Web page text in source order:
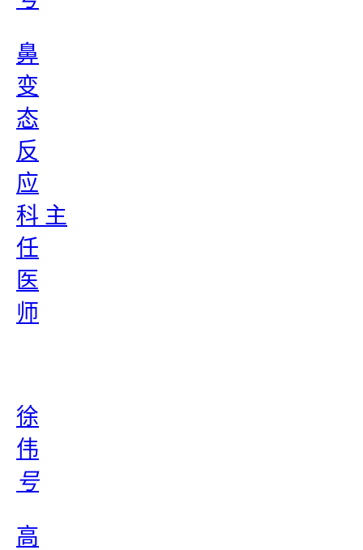
鼻
变
态
反
应
科 主
任
医
师
徐
伟
号
高